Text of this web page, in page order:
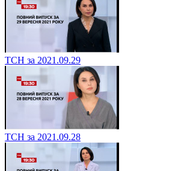
ТСН за 2021.09.29
ТСН за 2021.09.28